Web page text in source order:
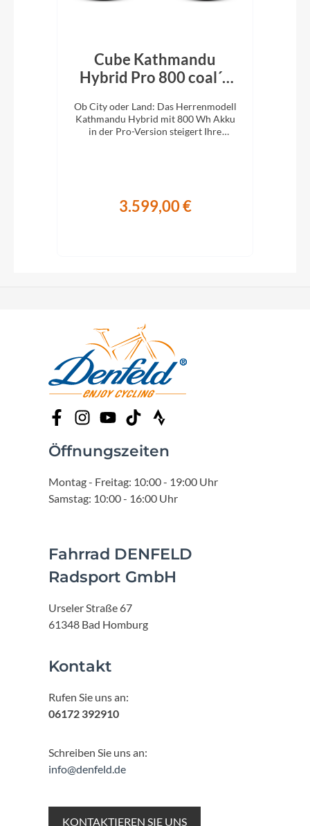
Cube Kathmandu
Hybrid Pro 800 coal´n
Ob City oder Land: Das Herrenmodell
Kathmandu Hybrid mit 800 Wh Akku
in der Pro-Version steigert Ihre
3.599,00 €
Öffnungszeiten
Montag - Freitag: 10:00 - 19:00 Uhr
Samstag: 10:00 - 16:00 Uhr
Fahrrad DENFELD
Radsport GmbH
Urseler Straße 67
61348 Bad Homburg
Kontakt
Rufen Sie uns an:
06172 392910
Schreiben Sie uns an:
info@denfeld.de
KONTAKTIEREN SIE UNS